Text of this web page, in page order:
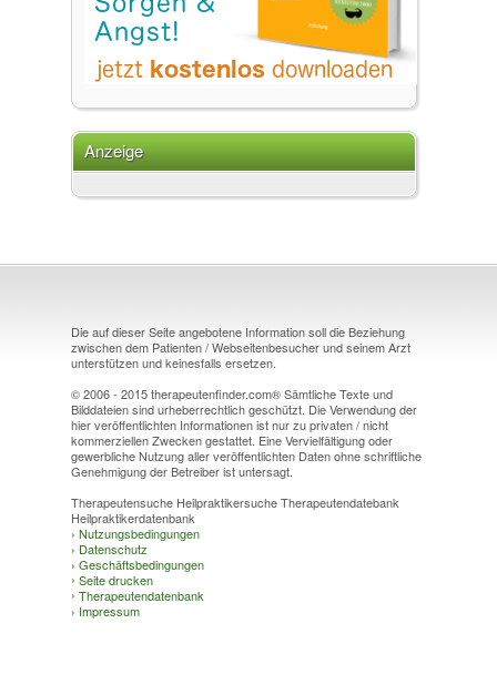
Anzeige
Die auf dieser Seite angebotene Information soll die Beziehung
zwischen dem Patienten / Webseitenbesucher und seinem Arzt
unterstützen und keinesfalls ersetzen.
© 2006 - 2015 therapeutenfinder.com® Sämtliche Texte und
Bilddateien sind urheberrechtlich geschützt. Die Verwendung der
hier veröffentlichten Informationen ist nur zu privaten / nicht
kommerziellen Zwecken gestattet. Eine Vervielfältigung oder
gewerbliche Nutzung aller veröffentlichten Daten ohne schriftliche
Genehmigung der Betreiber ist untersagt.
Therapeutensuche Heilpraktikersuche Therapeutendatebank
Heilpraktikerdatenbank
› Nutzungsbedingungen
› Datenschutz
› Geschäftsbedingungen
› Seite drucken
› Therapeutendatenbank
› Impressum